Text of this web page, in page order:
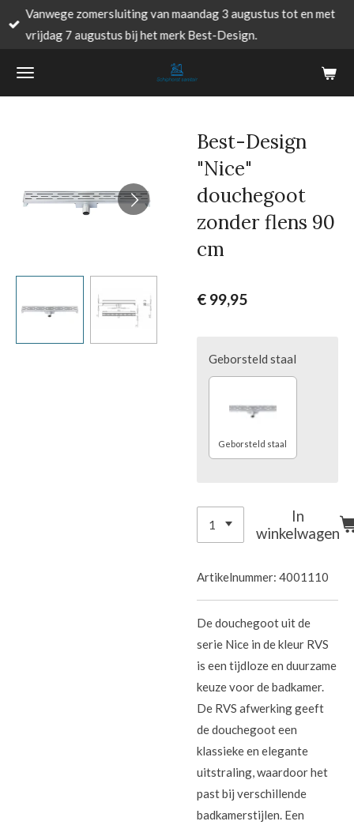
Ga
direct
de
Vanwege zomersluiting van maandag 3 augustus tot en met
vrijdag 7 augustus bij het merk Best-Design.
Best-Design
"Nice"
douchegoot
zonder flens 90
cm
€ 99,95
Geborsteld staal
Geborsteld staal
In
winkelwagen
Artikelnummer: 4001110
De douchegoot uit de
serie Nice in de kleur RVS
is een tijdloze en duurzame
keuze voor de badkamer.
De RVS afwerking geeft
de douchegoot een
klassieke en elegante
uitstraling, waardoor het
past bij verschillende
badkamerstijlen. Een